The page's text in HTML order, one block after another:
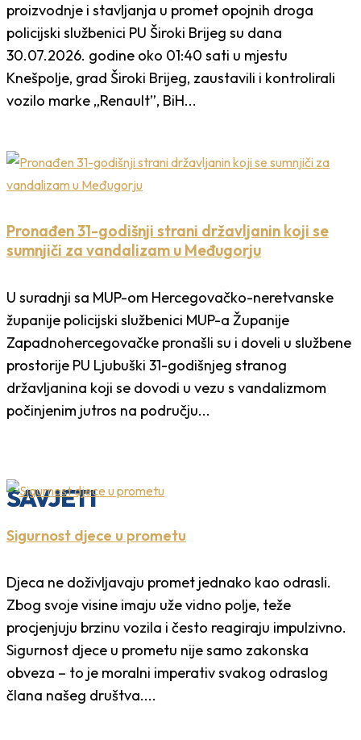
proizvodnje i stavljanja u promet opojnih droga
policijski službenici PU Široki Brijeg su dana
30.07.2026. godine oko 01:40 sati u mjestu
Knešpolje, grad Široki Brijeg, zaustavili i kontrolirali
vozilo marke „Renault”, BiH...
Pronađen 31-godišnji strani državljanin koji se
sumnjiči za vandalizam u Međugorju
U suradnji sa MUP-om Hercegovačko-neretvanske
županije policijski službenici MUP-a Županije
Zapadnohercegovačke pronašli su i doveli u službene
prostorije PU Ljubuški 31-godišnjeg stranog
državljanina koji se dovodi u vezu s vandalizmom
počinjenim jutros na području...
SAVJETI
Sigurnost djece u prometu
Djeca ne doživljavaju promet jednako kao odrasli.
Zbog svoje visine imaju uže vidno polje, teže
procjenjuju brzinu vozila i često reagiraju impulzivno.
Sigurnost djece u prometu nije samo zakonska
obveza – to je moralni imperativ svakog odraslog
člana našeg društva....